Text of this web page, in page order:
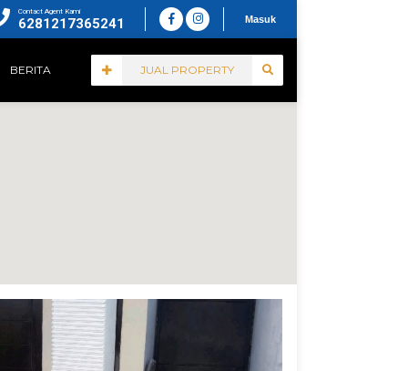
Contact Agent Kami
6281217365241 Masuk
JUAL PROPERTY
BERITA